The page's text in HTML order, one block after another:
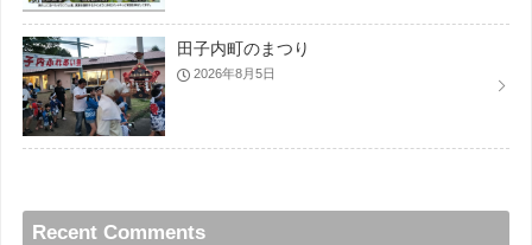
田子内町のまつり
2026年8月5日
Recent Comments